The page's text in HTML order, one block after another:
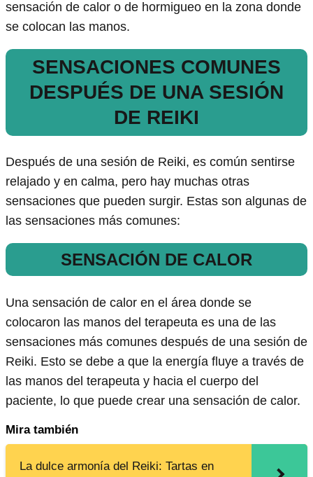
sensación de calor o de hormigueo en la zona donde
se colocan las manos.
SENSACIONES COMUNES
DESPUÉS DE UNA SESIÓN
DE REIKI
Después de una sesión de Reiki, es común sentirse
relajado y en calma, pero hay muchas otras
sensaciones que pueden surgir. Estas son algunas de
las sensaciones más comunes:
SENSACIÓN DE CALOR
Una sensación de calor en el área donde se
colocaron las manos del terapeuta es una de las
sensaciones más comunes después de una sesión de
Reiki. Esto se debe a que la energía fluye a través de
las manos del terapeuta y hacia el cuerpo del
paciente, lo que puede crear una sensación de calor.
Mira también
La dulce armonía del Reiki: Tartas en